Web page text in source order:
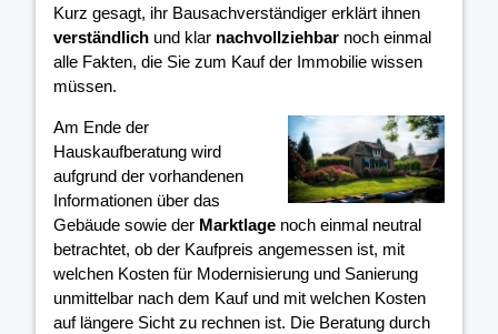
Kurz gesagt, ihr Bausachverständiger erklärt ihnen
verständlich und klar nachvollziehbar noch einmal
alle Fakten, die Sie zum Kauf der Immobilie wissen
müssen.
Am Ende der
Hauskaufberatung wird
aufgrund der vorhandenen
Informationen über das
Gebäude sowie der Marktlage noch einmal neutral
betrachtet, ob der Kaufpreis angemessen ist, mit
welchen Kosten für Modernisierung und Sanierung
unmittelbar nach dem Kauf und mit welchen Kosten
auf längere Sicht zu rechnen ist. Die Beratung durch